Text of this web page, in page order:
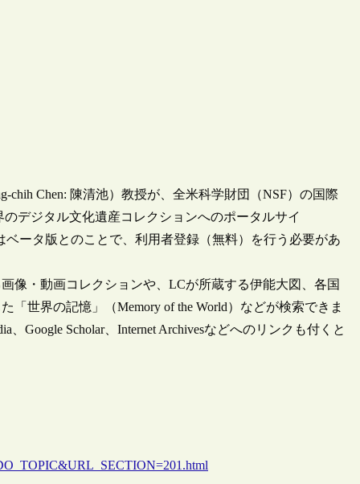
Chen: 陳清池）教授が、全米科学財団（NSF）の国際
デジタル文化遺産コレクションへのポータルサイ
ベータ版とのことで、利用者登録（無料）を行う必要があ
像・動画コレクションや、LCが所蔵する伊能大図、各国
世界の記憶」（Memory of the World）などが検索できま
Google Scholar、Internet Archivesなどへのリンクも付くと